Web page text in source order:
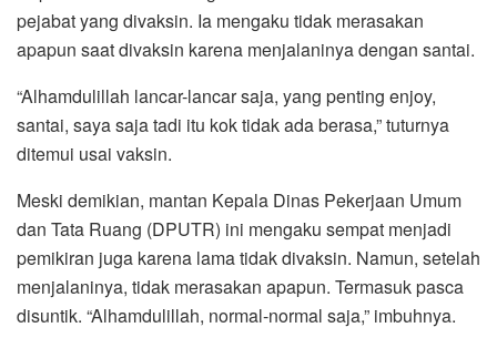
pejabat yang divaksin. Ia mengaku tidak merasakan
apapun saat divaksin karena menjalaninya dengan santai.
“Alhamdulillah lancar-lancar saja, yang penting enjoy,
santai, saya saja tadi itu kok tidak ada berasa,” tuturnya
ditemui usai vaksin.
Meski demikian, mantan Kepala Dinas Pekerjaan Umum
dan Tata Ruang (DPUTR) ini mengaku sempat menjadi
pemikiran juga karena lama tidak divaksin. Namun, setelah
menjalaninya, tidak merasakan apapun. Termasuk pasca
disuntik. “Alhamdulillah, normal-normal saja,” imbuhnya.